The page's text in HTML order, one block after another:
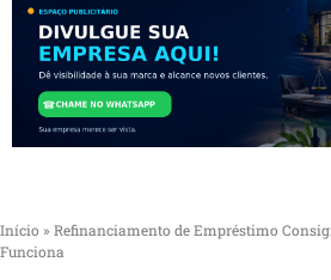
Início » Refinanciamento de Empréstimo
Funciona